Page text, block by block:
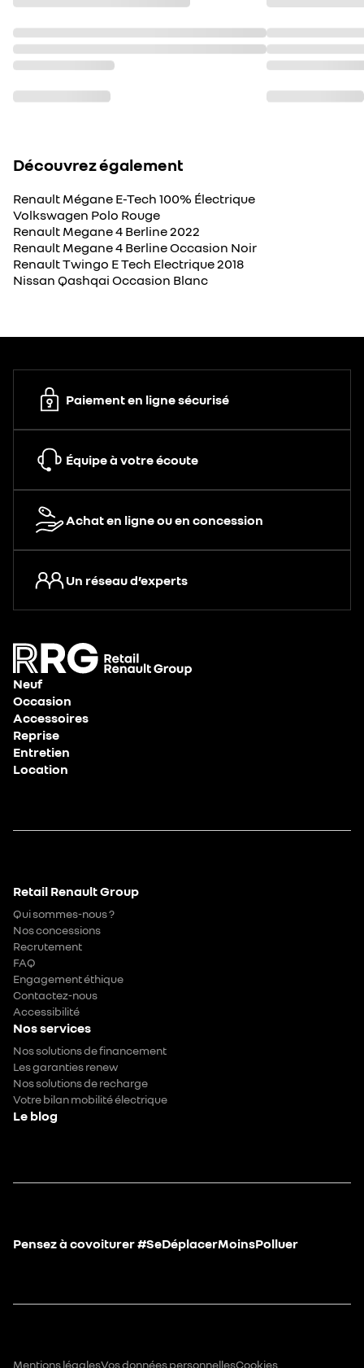
Découvrez également
Renault Mégane E-Tech 100% Électrique
Volkswagen Polo Rouge
Renault Megane 4 Berline 2022
Renault Megane 4 Berline Occasion Noir
Renault Twingo E Tech Electrique 2018
Nissan Qashqai Occasion Blanc
Paiement en ligne sécurisé
Équipe à votre écoute
Achat en ligne ou en concession
Un réseau d’experts
Neuf
Occasion
Accessoires
Reprise
Entretien
Location
Retail Renault Group
Qui sommes-nous ?
Nos concessions
Recrutement
FAQ
Engagement éthique
Contactez-nous
Accessibilité
Nos services
Nos solutions de financement
Les garanties renew
Nos solutions de recharge
Votre bilan mobilité électrique
Le blog
Pensez à covoiturer #SeDéplacerMoinsPolluer
Mentions légalesVos données personnellesCookies